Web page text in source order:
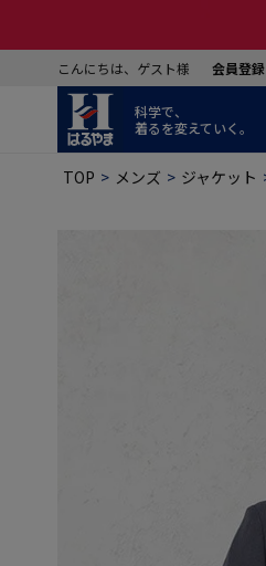
こんにちは、ゲスト様 会員登録
科学で、
着るを変えていく。
TOP メンズ ジャケット